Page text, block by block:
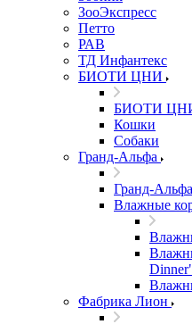
ЗооЭкспресс
Петто
РАВ
ТД Инфантекс
БИОТИ ЦНИ
БИОТИ
Кошки
Собаки
Гранд-Альфа
Гранд-Альфа
Влажные
Фабрика Лион